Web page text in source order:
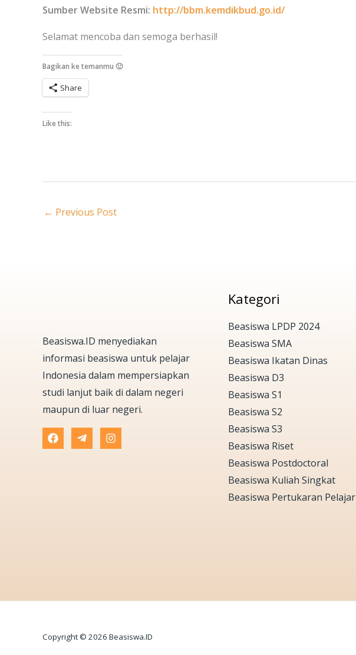
Sumber Website Resmi: http://bbm.kemdikbud.go.id/
Selamat mencoba dan semoga berhasil!
Bagikan ke temanmu 🙂
Share
Like this:
← Previous Post
Beasiswa.ID menyediakan
informasi beasiswa untuk pelajar
Indonesia dalam mempersiapkan
studi lanjut baik di dalam negeri
maupun di luar negeri.
Kategori
Beasiswa LPDP 2024
Beasiswa SMA
Beasiswa Ikatan Dinas
Beasiswa D3
Beasiswa S1
Beasiswa S2
Beasiswa S3
Beasiswa Riset
Beasiswa Postdoctoral
Beasiswa Kuliah Singkat
Beasiswa Pertukaran Pelajar
Copyright © 2026 Beasiswa.ID